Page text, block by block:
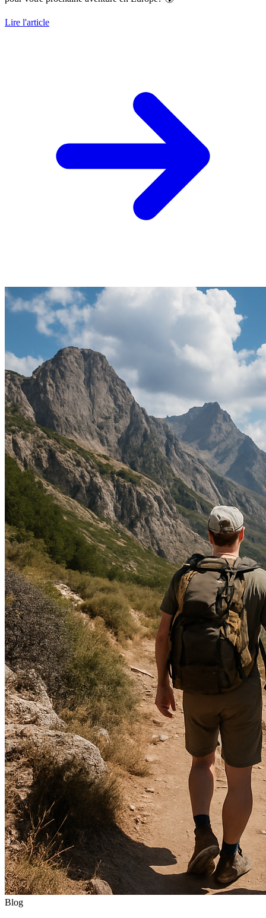
Lire l'article
Blog